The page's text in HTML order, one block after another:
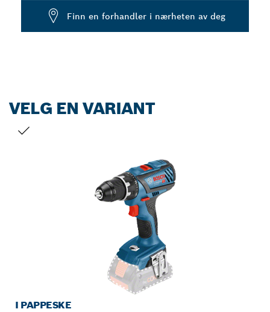
Dropdown
Finn en forhandler i nærheten av deg
VELG EN VARIANT
I PAPPESKE